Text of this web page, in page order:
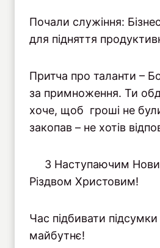
Почали служіння:
для підняття
Притча про таланти –
за примноження. Ти
хоче, щоб гроші не
закопав – не хотів
З Наступаючим
Різдвом Христовим!
Час підбивати підсумки
майбутнє!